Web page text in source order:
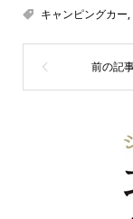
キャンピングカー,